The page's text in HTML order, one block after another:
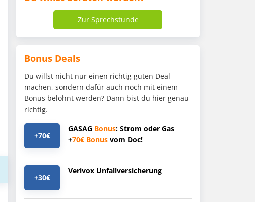
Zur Sprechstunde
Bonus Deals
Du willst nicht nur einen richtig guten Deal
machen, sondern dafür auch noch mit einem
Bonus belohnt werden? Dann bist du hier genau
richtig.
+70€
GASAG Bonus: Strom oder Gas
+70€ Bonus vom Doc!
+30€
Verivox Unfallversicherung